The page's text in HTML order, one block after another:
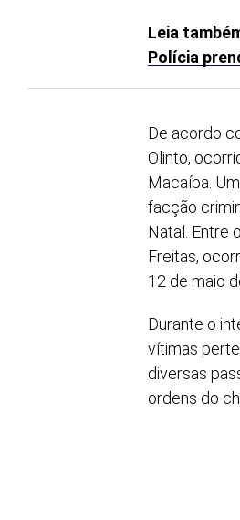
Leia
Polícia
De acordo
Olinto,
Macaíba.
facção
Natal. Entre
Freitas,
12 de maio
Durante o
vítimas
diversas
ordens do